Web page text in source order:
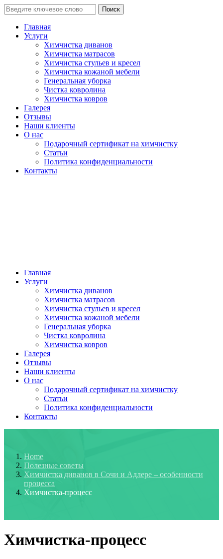
Поиск
Главная
Услуги
Химчистка диванов
Химчистка матрасов
Химчистка стульев и кресел
Химчистка кожаной мебели
Генеральная уборка
Чистка ковролина
Химчистка ковров
Галерея
Отзывы
Наши клиенты
О нас
Подарочный сертификат на химчистку
Статьи
Политика конфиденциальности
Контакты
Главная
Услуги
Химчистка диванов
Химчистка матрасов
Химчистка стульев и кресел
Химчистка кожаной мебели
Генеральная уборка
Чистка ковролина
Химчистка ковров
Галерея
Отзывы
Наши клиенты
О нас
Подарочный сертификат на химчистку
Статьи
Политика конфиденциальности
Контакты
Home
Полезные советы
Химчистка диванов в Сочи и Адлере – особенности
процесса
Химчистка-процесс
Химчистка-процесс